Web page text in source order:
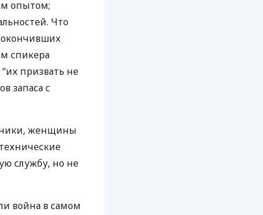
опытом;
Что
окончивших
спикера
призвать не
запаса с
женщины
службу, но не
война в самом